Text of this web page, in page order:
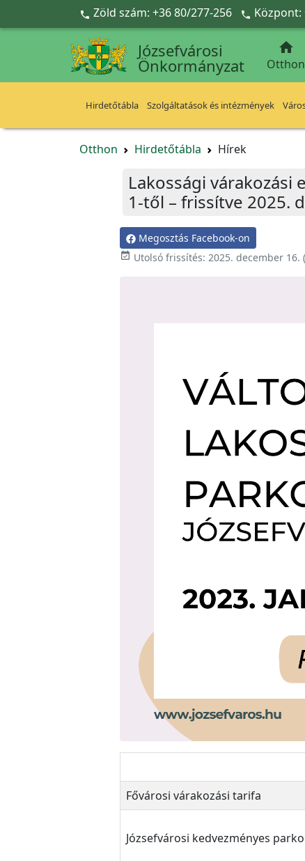
Ugrás a fő tartalomra
 Zöld szám: +36 80/277-256  Központ:
Józsefvárosi
Önkormányzat

Otthon
Hirdetőtábla Szolgáltatások és intézmények
Otthon Hirdetőtábla Hírek
Lakossági várakozási
1-től – frissítve 2025.
Megosztás Facebook-on
 Utolsó frissítés: 2025. december 16.
Fővárosi várakozási tarifa
Józsefvárosi kedvezményes